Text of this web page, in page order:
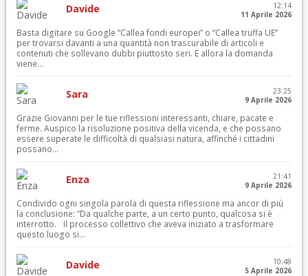
Davide
12:14
11 Aprile 2026
Basta digitare su Google “Callea fondi europei” o “Callea truffa UE”
per trovarsi davanti a una quantità non trascurabile di articoli e
contenuti che sollevano dubbi piuttosto seri. E allora la domanda
viene...
Sara
23:25
9 Aprile 2026
Grazie Giovanni per le tue riflessioni interessanti, chiare, pacate e
ferme. Auspico la risoluzione positiva della vicenda, e che possano
essere superate le difficoltà di qualsiasi natura, affinché i cittadini
possano...
Enza
21:41
9 Aprile 2026
Condivido ogni singola parola di questa riflessione ma ancor di più
la conclusione: “Da qualche parte, a un certo punto, qualcosa si è
interrotto. Il processo collettivo che aveva iniziato a trasformare
questo luogo si...
Davide
10:48
5 Aprile 2026